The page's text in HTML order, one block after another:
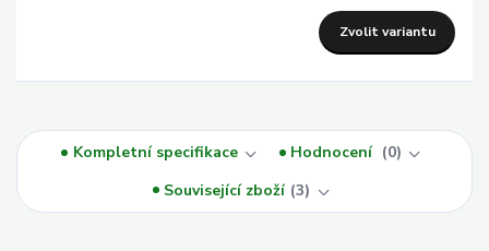
Zvolit variantu
Kompletní specifikace Hodnocení
0
Související zboží 3